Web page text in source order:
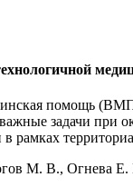
помощь
задачи при
в рамках
М. В., Огнева